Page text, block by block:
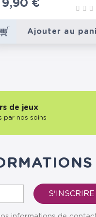
Prix
9,90 €
Ajouter au
de jeux
par nos soins